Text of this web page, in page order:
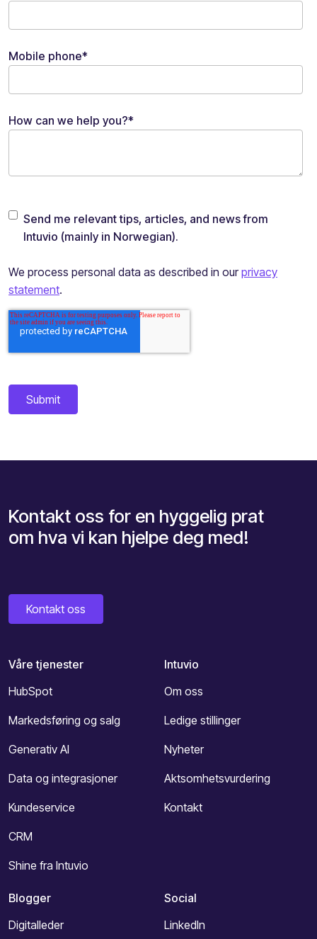
Mobile phone*
How can we help you?*
Send me relevant tips, articles, and news from
Intuvio (mainly in Norwegian).
We process personal data as described in ourprivacy
statement.
Kontakt oss for en hyggelig prat
om hva vi kan hjelpe deg med!
Kontakt oss
Våre tjenester
HubSpot
Markedsføring og salg
Generativ AI
Data og integrasjoner
Kundeservice
CRM
Shine fra Intuvio
Intuvio
Om oss
Ledige stillinger
Nyheter
Aktsomhetsvurdering
Kontakt
Blogger
Digitalleder
Social
LinkedIn